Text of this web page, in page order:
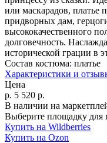
или маскарадов, платье
придворных дам,
высококачественного
долговечность.
исторической грации в
Состав костюма: платье
Характеристики и
Цена
р. 5 520 р.
В наличии на
Выберите площадку для
Купить на Wildberries
Купить на Ozon